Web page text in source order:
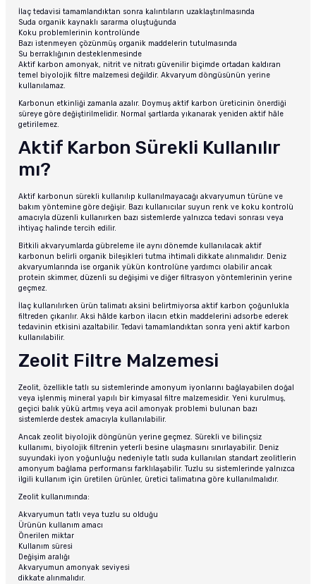
İlaç tedavisi tamamlandıktan sonra kalıntıların uzaklaştırılmasında
Suda organik kaynaklı sararma oluştuğunda
Koku problemlerinin kontrolünde
Bazı istenmeyen çözünmüş organik maddelerin tutulmasında
Su berraklığının desteklenmesinde
Aktif karbon amonyak, nitrit ve nitratı güvenilir biçimde ortadan kaldıran
temel biyolojik filtre malzemesi değildir. Akvaryum döngüsünün yerine
kullanılamaz.
Karbonun etkinliği zamanla azalır. Doymuş aktif karbon üreticinin önerdiği
süreye göre değiştirilmelidir. Normal şartlarda yıkanarak yeniden aktif hâle
getirilemez.
Aktif Karbon Sürekli Kullanılır
mı?
Aktif karbonun sürekli kullanılıp kullanılmayacağı akvaryumun türüne ve
bakım yöntemine göre değişir. Bazı kullanıcılar suyun renk ve koku kontrolü
amacıyla düzenli kullanırken bazı sistemlerde yalnızca tedavi sonrası veya
ihtiyaç halinde tercih edilir.
Bitkili akvaryumlarda gübreleme ile aynı dönemde kullanılacak aktif
karbonun belirli organik bileşikleri tutma ihtimali dikkate alınmalıdır. Deniz
akvaryumlarında ise organik yükün kontrolüne yardımcı olabilir ancak
protein skimmer, düzenli su değişimi ve diğer filtrasyon yöntemlerinin yerine
geçmez.
İlaç kullanılırken ürün talimatı aksini belirtmiyorsa aktif karbon çoğunlukla
filtreden çıkarılır. Aksi hâlde karbon ilacın etkin maddelerini adsorbe ederek
tedavinin etkisini azaltabilir. Tedavi tamamlandıktan sonra yeni aktif karbon
kullanılabilir.
Zeolit Filtre Malzemesi
Zeolit, özellikle tatlı su sistemlerinde amonyum iyonlarını bağlayabilen doğal
veya işlenmiş mineral yapılı bir kimyasal filtre malzemesidir. Yeni kurulmuş,
geçici balık yükü artmış veya acil amonyak problemi bulunan bazı
sistemlerde destek amacıyla kullanılabilir.
Ancak zeolit biyolojik döngünün yerine geçmez. Sürekli ve bilinçsiz
kullanımı, biyolojik filtrenin yeterli besine ulaşmasını sınırlayabilir. Deniz
suyundaki iyon yoğunluğu nedeniyle tatlı suda kullanılan standart zeolitlerin
amonyum bağlama performansı farklılaşabilir. Tuzlu su sistemlerinde yalnızca
ilgili kullanım için üretilen ürünler, üretici talimatına göre kullanılmalıdır.
Zeolit kullanımında:
Akvaryumun tatlı veya tuzlu su olduğu
Ürünün kullanım amacı
Önerilen miktar
Kullanım süresi
Değişim aralığı
Akvaryumun amonyak seviyesi
dikkate alınmalıdır.